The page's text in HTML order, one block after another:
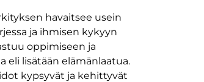
havaitsee usein
ja ihmisen kykyyn
oppimiseen ja
eli lisätään elämänlaatua.
kypsyvät ja kehittyvät